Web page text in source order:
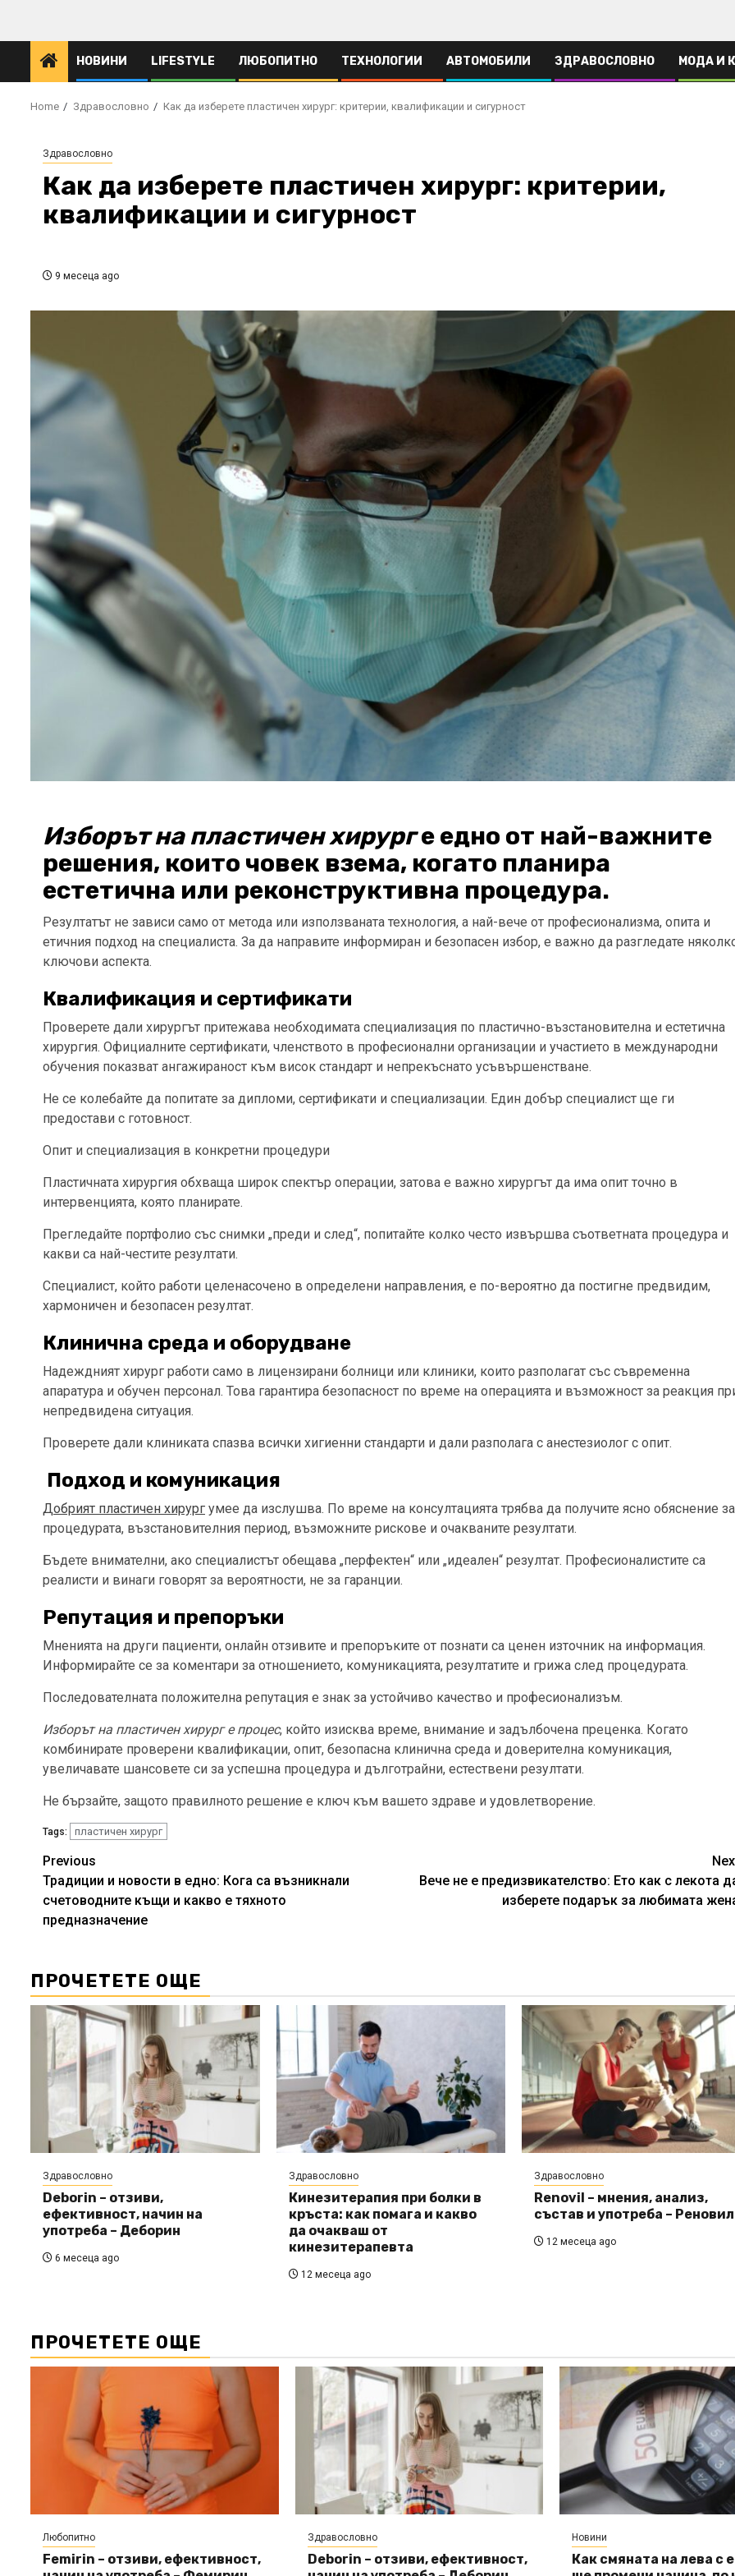
НОВИНИ LIFESTYLE ЛЮБОПИТНО ТЕХНОЛОГИИ АВТОМОБИЛИ ЗДРАВОСЛОВНО МОДА И
Home Здравословно Как да изберете пластичен хирург: критерии, квалификации и сигурност
Здравословно
Как да изберете пластичен хирург: критерии,
квалификации и сигурност
9 месеца ago
Изборът на пластичен хирурге едно от най-важните
решения, които човек взема, когато планира
естетична или реконструктивна процедура.
Резултатът не зависи само от метода или използваната технология, а най-вече от професионализма, опита и
етичния подход на специалиста. За да направите информиран и безопасен избор, е важно да разгледате
ключови аспекта.
Квалификация и сертификати
Проверете дали хирургът притежава необходимата специализация по пластично-възстановителна и естетична
хирургия. Официалните сертификати, членството в професионални организации и участието в международни
обучения показват ангажираност към висок стандарт и непрекъснато усъвършенстване.
Не се колебайте да попитате за дипломи, сертификати и специализации. Един добър специалист ще ги
предостави с готовност.
Опит и специализация в конкретни процедури
Пластичната хирургия обхваща широк спектър операции, затова е важно хирургът да има опит точно в
интервенцията, която планирате.
Прегледайте портфолио със снимки „преди и след“, попитайте колко често извършва съответната процедура и
какви са най-честите резултати.
Специалист, който работи целенасочено в определени направления, е по-вероятно да постигне предвидим,
хармоничен и безопасен резултат.
Клинична среда и оборудване
Надеждният хирург работи само в лицензирани болници или клиники, които разполагат със съвременна
апаратура и обучен персонал. Това гарантира безопасност по време на операцията и възможност за реакция
непредвидена ситуация.
Проверете дали клиниката спазва всички хигиенни стандарти и дали разполага с анестезиолог с опит.
Подход и комуникация
Добрият пластичен хирург умее да изслушва. По време на консултацията трябва да получите ясно обяснение за
процедурата, възстановителния период, възможните рискове и очакваните резултати.
Бъдете внимателни, ако специалистът обещава „перфектен“ или „идеален“ резултат. Професионалистите са
реалисти и винаги говорят за вероятности, не за гаранции.
Репутация и препоръки
Мненията на други пациенти, онлайн отзивите и препоръките от познати са ценен източник на информация.
Информирайте се за коментари за отношението, комуникацията, резултатите и грижа след процедурата.
Последователната положителна репутация е знак за устойчиво качество и професионализъм.
Изборът на пластичен хирург е процес, който изисква време, внимание и задълбочена преценка. Когато
комбинирате проверени квалификации, опит, безопасна клинична среда и доверителна комуникация,
увеличавате шансовете си за успешна процедура и дълготрайни, естествени резултати.
Не бързайте, защото правилното решение е ключ към вашето здраве и удовлетворение.
Tags: пластичен хирург
Continue
Reading
Previous
Традиции и новости в едно: Кога са възникнали
счетоводните къщи и какво е тяхното
предназначение
Вече не е предизвикателство: Ето как с лекота
изберете подарък за любимата
ПРОЧЕТЕТЕ ОЩЕ
Здравословно
Deborin – отзиви,
ефективност, начин на
употреба – Деборин
6 месеца ago
Здравословно
Кинезитерапия при болки в
кръста: как помага и какво
да очакваш от
кинезитерапевта
12 месеца ago
Здравословно
Renovil – мнения, анализ,
състав и употреба – Реновил
12 месеца ago
ПРОЧЕТЕТЕ ОЩЕ
Любопитно
Femirin – отзиви, ефективност,
Здравословно
Deborin – отзиви, ефективност,
Новини
Как смяната на лева с